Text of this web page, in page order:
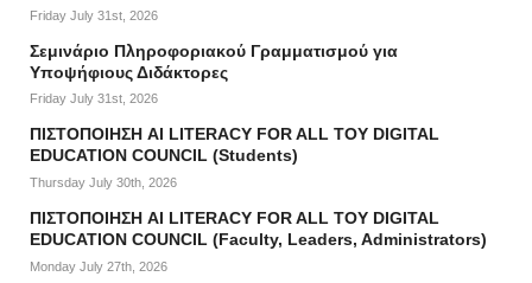
Friday July 31st, 2026
Σεμινάριο Πληροφοριακού Γραμματισμού για
Υποψήφιους Διδάκτορες
Friday July 31st, 2026
ΠΙΣΤΟΠΟΙΗΣΗ AI LITERACY FOR ALL ΤΟΥ DIGITAL
EDUCATION COUNCIL (Students)
Thursday July 30th, 2026
ΠΙΣΤΟΠΟΙΗΣΗ AI LITERACY FOR ALL ΤΟΥ DIGITAL
EDUCATION COUNCIL (Faculty, Leaders, Administrators)
Monday July 27th, 2026